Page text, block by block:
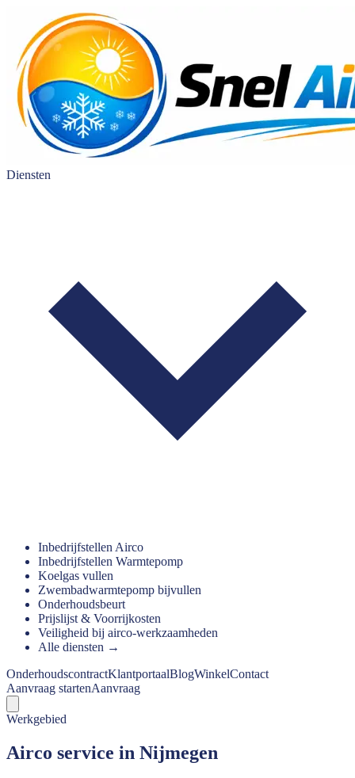
Diensten
Inbedrijfstellen Airco
Inbedrijfstellen Warmtepomp
Koelgas vullen
Zwembadwarmtepomp bijvullen
Onderhoudsbeurt
Prijslijst & Voorrijkosten
Veiligheid bij airco-werkzaamheden
Alle diensten →
OnderhoudscontractKlantportaalBlogWinkelContact
Aanvraag startenAanvraag
Werkgebied
Airco service in Nijmegen